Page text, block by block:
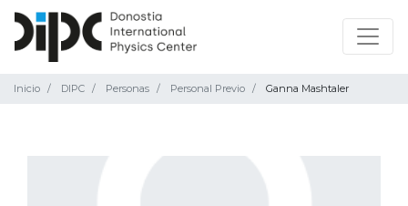
Inicio DIPC Personas Personal Previo Ganna Mashtaler